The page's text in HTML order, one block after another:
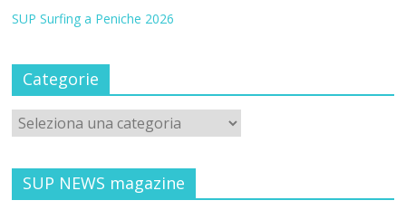
SUP Surfing a Peniche 2026
Categorie
SUP NEWS magazine